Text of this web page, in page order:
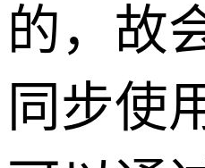
的，故
同步使